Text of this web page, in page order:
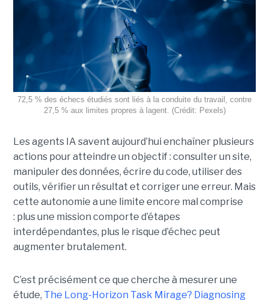
72,5 % des échecs étudiés sont liés à la conduite du travail, contre
27,5 % aux limites propres à lagent. (Crédit: Pexels)
Les agents IA savent aujourd’hui enchaîner plusieurs
actions pour atteindre un objectif : consulter un site,
manipuler des données, écrire du code, utiliser des
outils, vérifier un résultat et corriger une erreur. Mais
cette autonomie a une limite encore mal comprise
: plus une mission comporte d’étapes
interdépendantes, plus le risque d’échec peut
augmenter brutalement.
C’est précisément ce que cherche à mesurer une
étude, The Long-Horizon Task Mirage? Diagnosing